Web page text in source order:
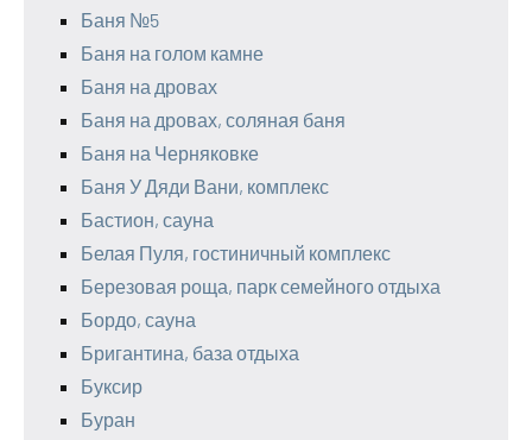
Баня №5
Баня на голом камне
Баня на дровах
Баня на дровах, соляная баня
Баня на Черняковке
Баня У Дяди Вани, комплекс
Бастион, сауна
Белая Пуля, гостиничный комплекс
Березовая роща, парк семейного отдыха
Бордо, сауна
Бригантина, база отдыха
Буксир
Буран